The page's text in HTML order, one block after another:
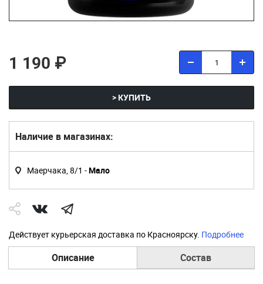
1 190 ₽
> КУПИТЬ
Наличие в магазинах:
Маерчака, 8/1 -Мало
Действует курьерская доставка по Красноярску. Подробнее
Описание Состав